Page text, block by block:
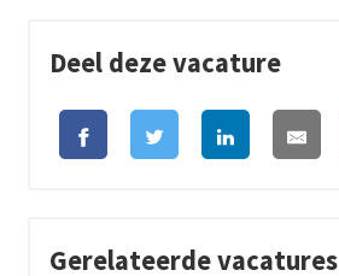
Deel deze vacature
Gerelateerde vacatures